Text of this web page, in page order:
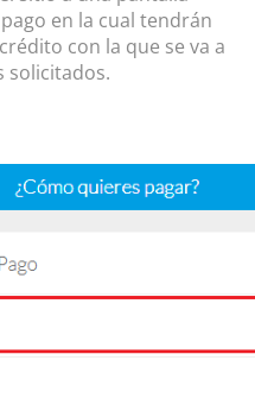
en la cual tendrán
con la que se va a
solicitados.